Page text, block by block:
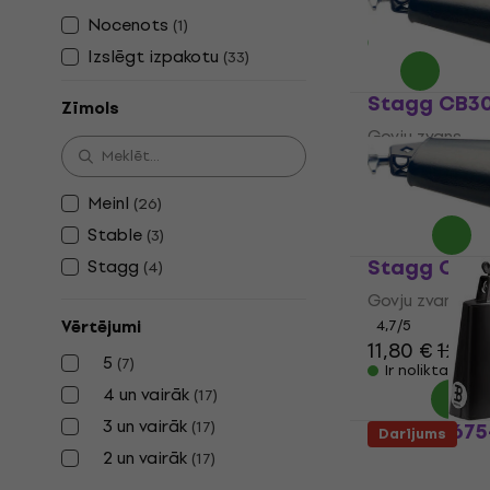
Nocenots (1)
Izslēgt izpakotu (33)
Zīmols
Meinl (26)
Stable (3)
Stagg (4)
Vērtējumi
5 (7)
4 un vairāk (17)
3 un vairāk (17)
2 un vairāk (17)
9,69 €
Ir noliktavā
Stagg
Govju zvans
4,7/5
8,39 €
Ir noliktavā
Stagg
Govju zvans
4,7/5
11,80 €12,10 €
Ir noliktavā
Meinl
Darījums